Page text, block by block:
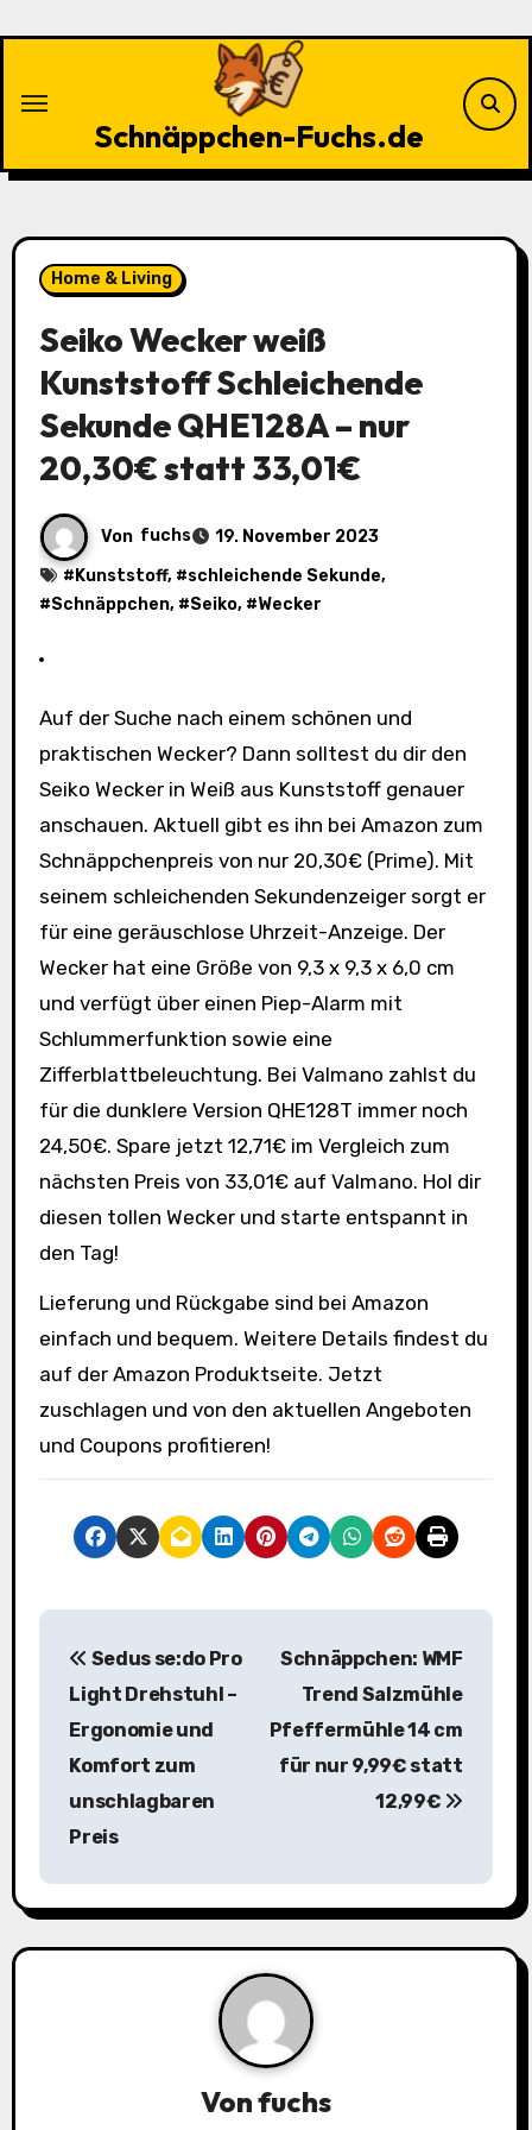
Schnäppchen-Fuchs.de
Home & Living
Seiko Wecker weiß
Kunststoff Schleichende
Sekunde QHE128A – nur
20,30€ statt 33,01€
Von fuchs
19. November 2023
# Kunststoff, #schleichende Sekunde,
#Schnäppchen, #Seiko, #Wecker
Auf der Suche nach einem schönen und
praktischen Wecker? Dann solltest du dir den
Seiko Wecker in Weiß aus Kunststoff genauer
anschauen. Aktuell gibt es ihn bei Amazon zum
Schnäppchenpreis von nur 20,30€ (Prime). Mit
seinem schleichenden Sekundenzeiger sorgt er
für eine geräuschlose Uhrzeit-Anzeige. Der
Wecker hat eine Größe von 9,3 x 9,3 x 6,0 cm
und verfügt über einen Piep-Alarm mit
Schlummerfunktion sowie eine
Zifferblattbeleuchtung. Bei Valmano zahlst du
für die dunklere Version QHE128T immer noch
24,50€. Spare jetzt 12,71€ im Vergleich zum
nächsten Preis von 33,01€ auf Valmano. Hol dir
diesen tollen Wecker und starte entspannt in
den Tag!
Lieferung und Rückgabe sind bei Amazon
einfach und bequem. Weitere Details findest du
auf der Amazon Produktseite. Jetzt
zuschlagen und von den aktuellen Angeboten
und Coupons profitieren!
B
a
g
Sedus se:do Pro
Light Drehstuhl –
Ergonomie und
Komfort zum
unschlagbaren
Preis
Schnäppchen: WMF
Trend Salzmühle
Pfeffermühle 14 cm
für nur 9,99€ statt
12,99€
Vonfuchs